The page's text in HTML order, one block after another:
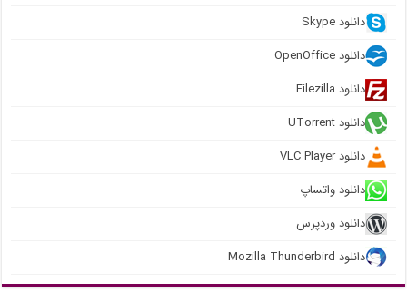
دانلود Skype
دانلود OpenOffice
دانلود Filezilla
دانلود UTorrent
دانلود VLC Player
دانلود واتساپ
دانلود وردپرس
دانلود Mozilla Thunderbird